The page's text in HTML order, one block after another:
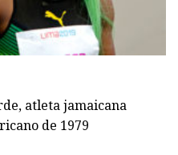
atleta jamaicana
de 1979